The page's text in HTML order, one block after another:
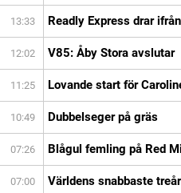
13:33 Readly Express drar ifrån
12:02 V85: Åby Stora avslutar
11:25 Lovande start för
10:49 Dubbelseger på gräs
07:26 Blågul femling på Red
07:00 Världens snabbaste